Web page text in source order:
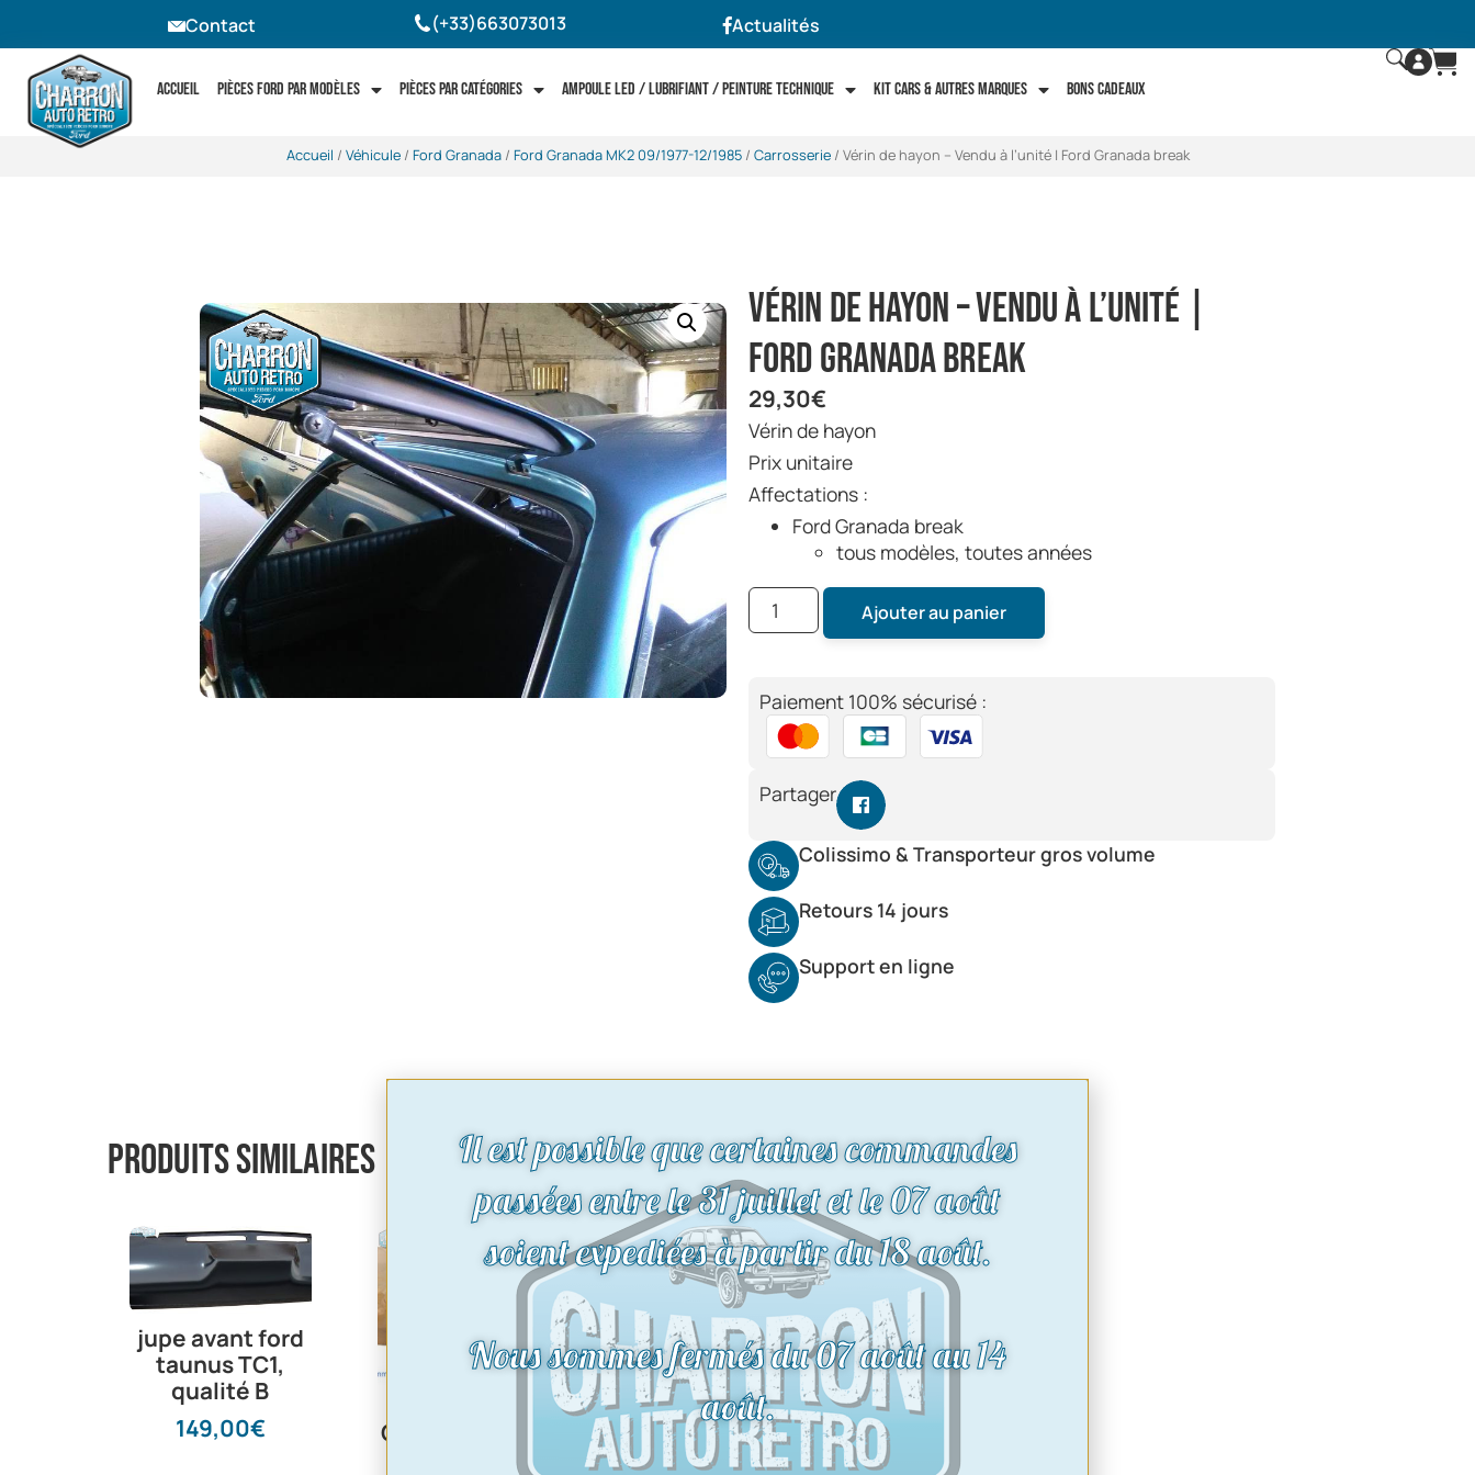
Contact (+33)663073013 Actualités
Accueil Pièces Ford par modèles Pièces par catégories Ampoule LED / Lubrifiant / Peinture technique Kit cars & autres marques Bons Cadeaux
Accueil / Véhicule/ Ford Granada/ Ford Granada MK2 09/1977-12/1985/ Carrosserie/ Vérin de hayon – Vendu à l’unité | Ford Granada break
Vérin de hayon – Vendu à l’unité |
Ford Granada break
29,30€
Vérin de hayon
Prix unitaire
Affectations :
Ford Granada break
tous modèles, toutes années
Ajouter au panier
Paiement 100% sécurisé :
Partager
Colissimo & Transporteur gros volume
Retours 14 jours
Support en ligne
Produits similaires
jupe avant ford
taunus TC1,
qualité B
149,00€
Clips baguettes
latérales | Ford
Traverse arrière
Il est possible que certaines commandes
passées entre le 31 juillet et le 07 août
soient expediées à partir du 18 août.
Nous sommes fermés du 07 août au 14
août.